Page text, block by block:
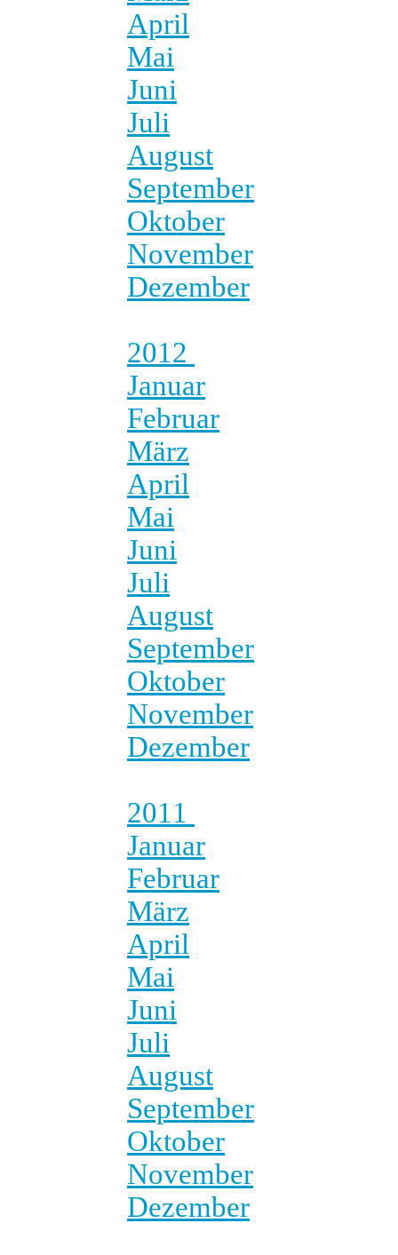
April
Mai
Juni
Juli
August
September
Oktober
November
Dezember
2012
Januar
Februar
März
April
Mai
Juni
Juli
August
September
Oktober
November
Dezember
2011
Januar
Februar
März
April
Mai
Juni
Juli
August
September
Oktober
November
Dezember